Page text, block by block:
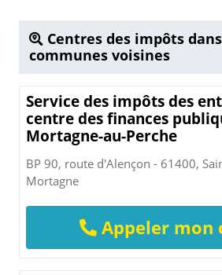
Centres des impôts
communes voisines
Service des impôts des
centre des finances
Mortagne-au-Perche
BP 90, route d'Alençon - 61400,
Mortagne
Appeler mon